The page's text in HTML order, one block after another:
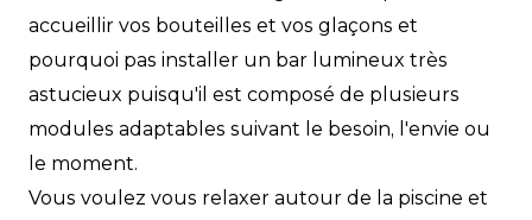
accueillir vos bouteilles et vos glaçons et
pourquoi pas installer un bar lumineux très
astucieux puisqu'il est composé de plusieurs
modules adaptables suivant le besoin, l'envie ou
le moment.
Vous voulez vous relaxer autour de la piscine et